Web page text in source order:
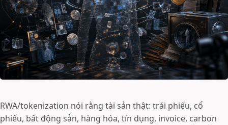
RWA/tokenization nói rằng tài sản thật: trái phiếu, cổ
phiếu, bất động sản, hàng hóa, tín dụng, invoice, carbon